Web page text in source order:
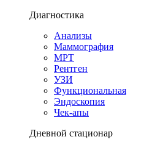
Диагностика
Анализы
Маммография
МРТ
Рентген
УЗИ
Функциональная
Эндоскопия
Чек-апы
Дневной стационар